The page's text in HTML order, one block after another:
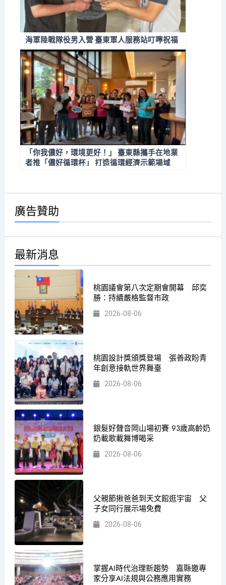
海軍陸戰隊役男入營 臺東軍人服務站叮嚀祝福
「你我儂好，環境更好！」 臺東縣攜手在地業
者推「儂好循環杯」 打造循環經濟示範場域
廣告贊助
最新消息
桃園議會第八次定期會開幕 邱奕
勝：持續嚴格監督市政
2026-08-06
桃園設計獎頒獎登場 張善政盼青
年創意接軌世界舞臺
2026-08-06
銀髮好聲音岡山場初賽 93歲高齡奶
奶載歌載舞博喝采
2026-08-06
父親節揪爸爸到天文館逛宇宙 父
子女同行展示場免費
2026-08-06
掌握AI時代治理新趨勢 嘉縣邀專
家分享AI法規與公務應用實務